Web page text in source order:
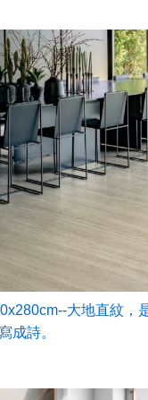
大地直紋，
成詩。